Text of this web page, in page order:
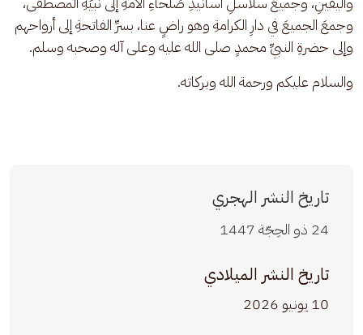
وجمعَ الجميعَ في دارِ الكرامةِ وهو راضٍ عنا، بسرِّ الفاتحةِ إلى أرواحهم
وإلى حضرةِ النبيِّ محمدٍ صلى الله عليه وعلى آله وصحبه وسلم.
والسلام عليكم ورحمة الله وبركاته.
تاريخ النشر الهجري
24 ذو الحِجّة 1447
تاريخ النشر الميلادي
10 يونيو 2026